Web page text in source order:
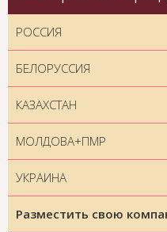
РОССИЯ
БЕЛОРУССИЯ
КАЗАХСТАН
МОЛДОВА+ПМР
УКРАИНА
Разместить свою